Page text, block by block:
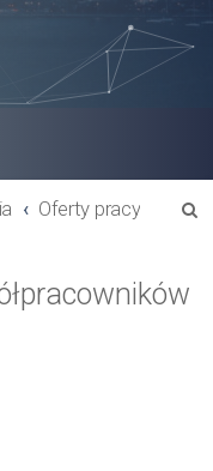
Oferty pracy